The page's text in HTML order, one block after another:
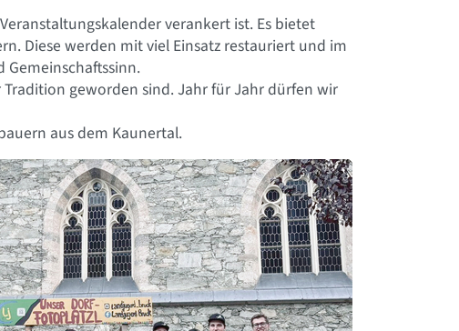
verankert ist. Es bietet
Diese werden mit viel Einsatz restauriert und im
Tradition geworden sind. Jahr für Jahr dürfen wir
aus dem Kaunertal.